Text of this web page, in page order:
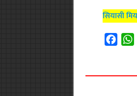
सियासी
e
t